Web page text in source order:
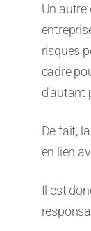
Un autre
risques
cadre
d’autant
De fait,
en lien
Il est